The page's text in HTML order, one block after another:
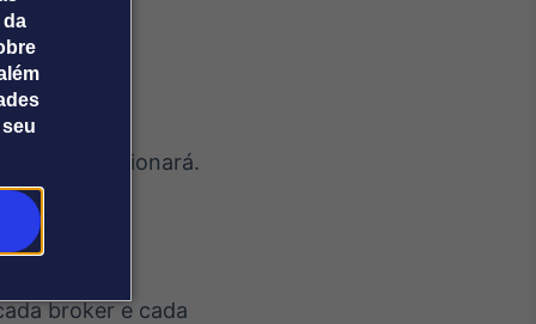
mais
de
como funcionará.
broker e cada